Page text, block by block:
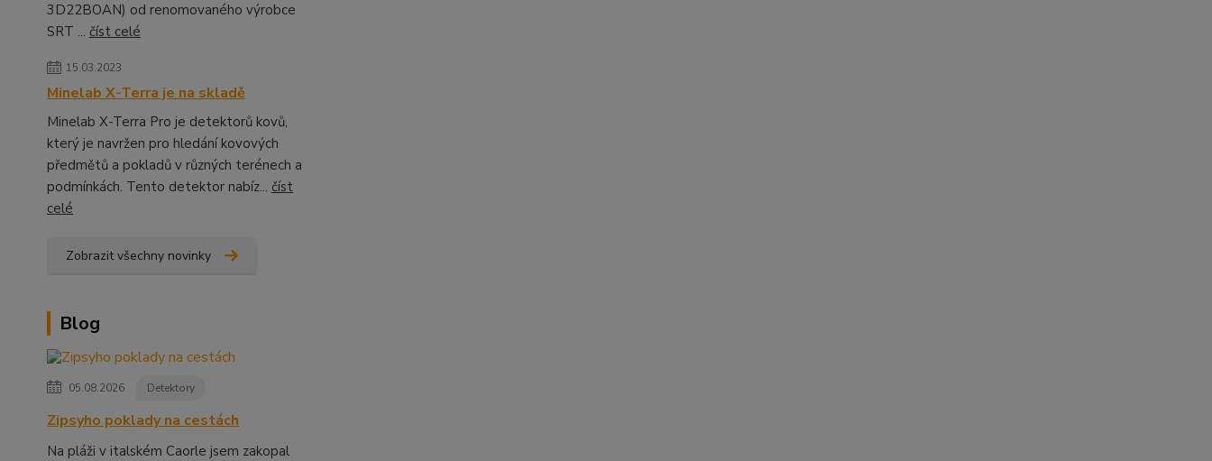
3D22BOAN) od renomovaného výrobce
SRT ... číst celé
15.03.2023
Minelab X-Terra je na skladě
Minelab X-Terra Pro je detektorů kovů,
který je navržen pro hledání kovových
předmětů a pokladů v různých terénech a
podmínkách. Tento detektor nabíz... číst
celé
Zobrazit všechny novinky
Blog
05.08.2026 Detektory
Zipsyho poklady na cestách
Na pláži v italském Caorle jsem zakopal